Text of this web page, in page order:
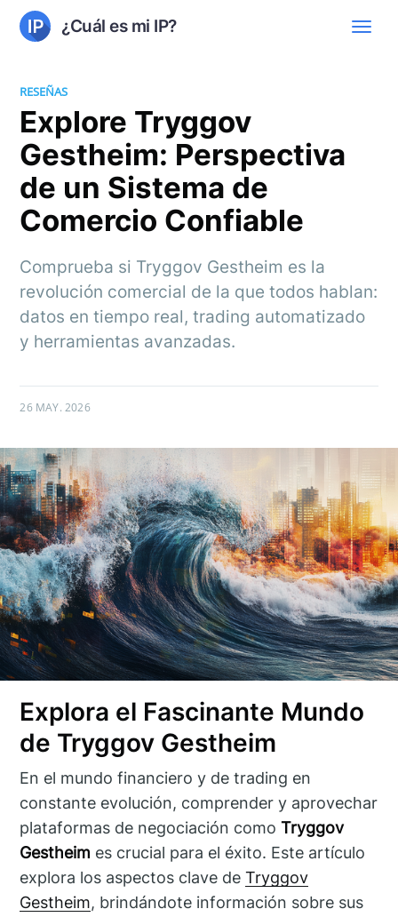
¿Cuál es mi IP?
RESEÑAS
Explore Tryggov
Gestheim: Perspectiva
de un Sistema de
Comercio Confiable
Comprueba si Tryggov Gestheim es la
revolución comercial de la que todos hablan:
datos en tiempo real, trading automatizado
y herramientas avanzadas.
26 MAY. 2026
Explora el Fascinante Mundo
de Tryggov Gestheim
En el mundo financiero y de trading en
constante evolución, comprender y aprovechar
plataformas de negociación comoTryggov
Gestheim es crucial para el éxito. Este artículo
explora los aspectos clave deTryggov
Gestheim, brindándote información sobre sus